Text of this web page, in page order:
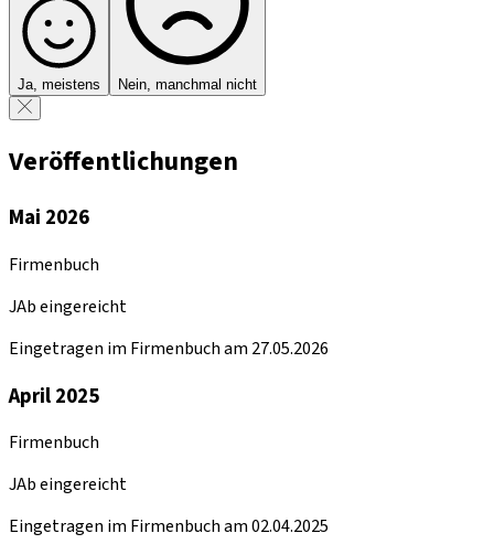
Ja, meistens Nein, manchmal nicht
Veröffentlichungen
Mai 2026
Firmenbuch
JAb eingereicht
Eingetragen im Firmenbuch am 27.05.2026
April 2025
Firmenbuch
JAb eingereicht
Eingetragen im Firmenbuch am 02.04.2025